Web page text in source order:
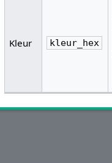
Kleur kleur_hex